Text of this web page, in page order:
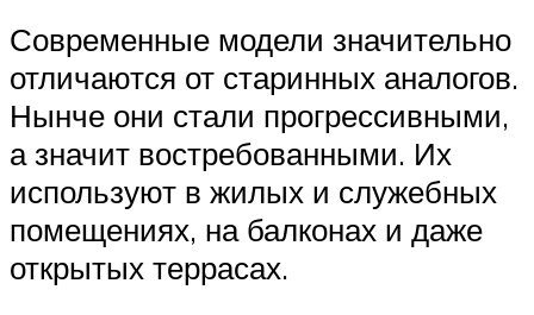
Современные модели значительно
отличаются от старинных аналогов.
Нынче они стали прогрессивными,
а значит востребованными. Их
используют в жилых и служебных
помещениях, на балконах и даже
открытых террасах.